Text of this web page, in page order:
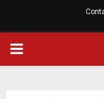
PRIMARY